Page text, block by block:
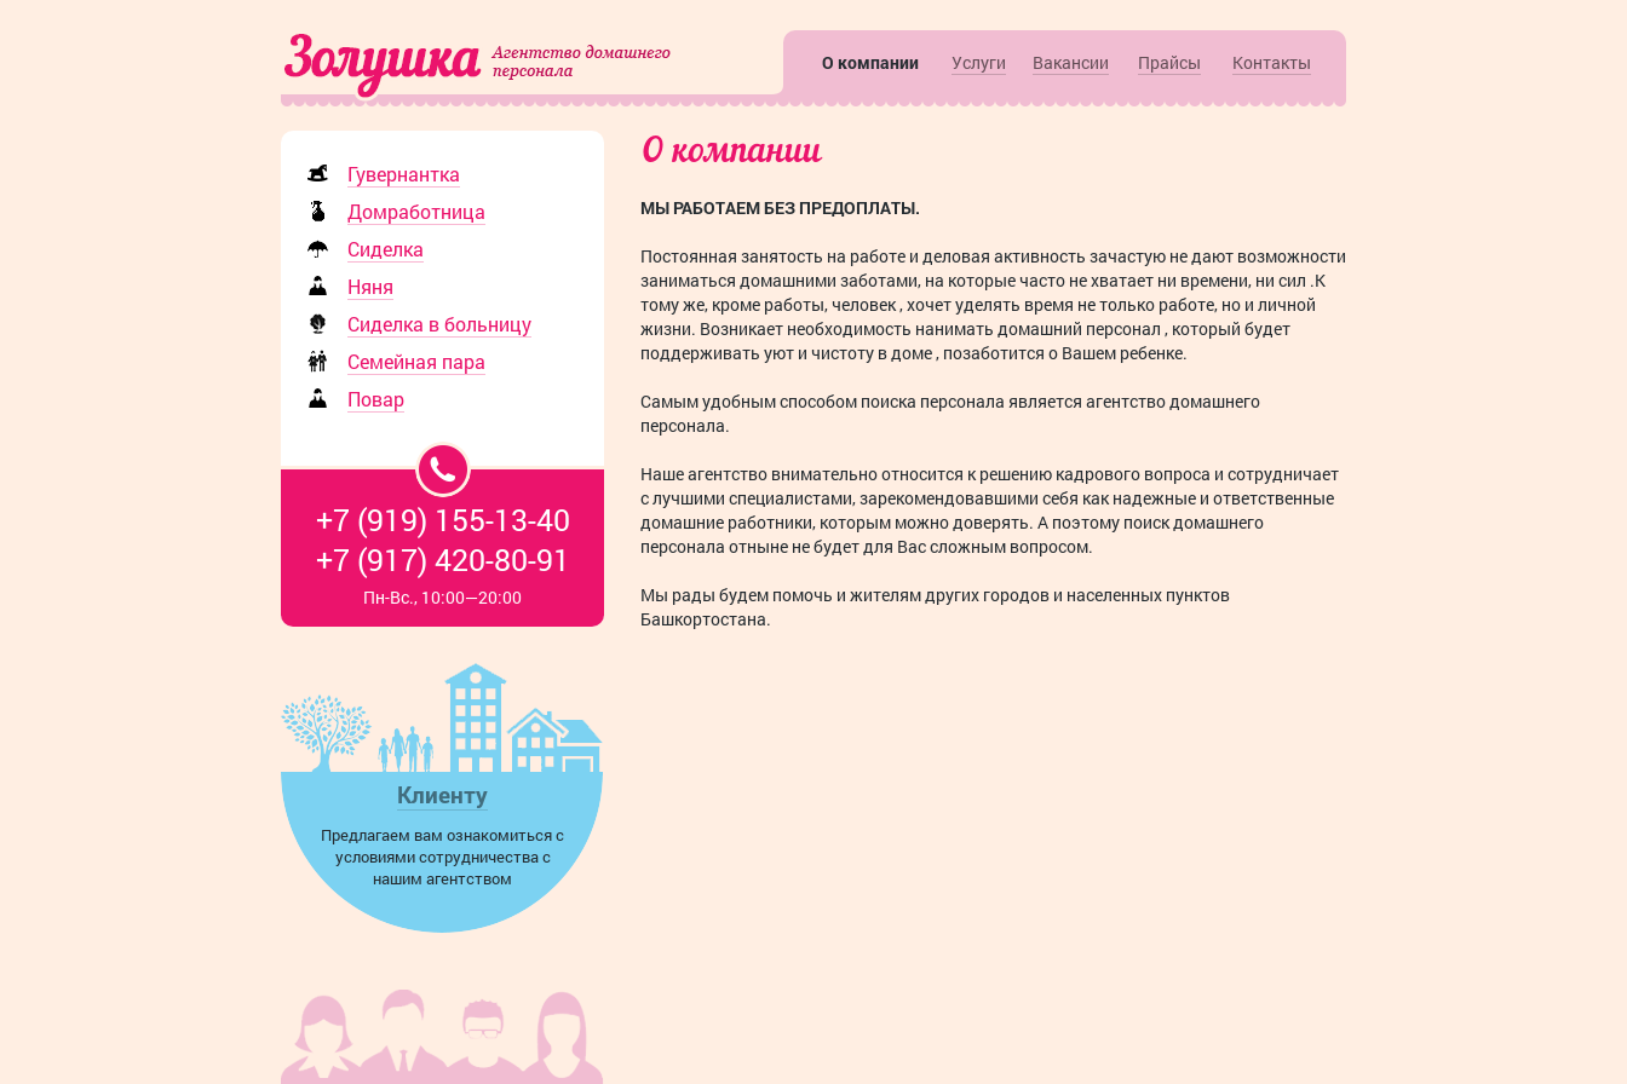
О компании Услуги Вакансии Прайсы Контакты
Гувернантка
Домработница
Сиделка
Няня
Сиделка в больницу
Семейная пара
Повар
+7 (919) 155-13-40
+7 (917) 420-80-91
Пн-Вс., 10:00—20:00
Клиенту
Предлагаем вам ознакомиться с
условиями сотрудничества с
нашим агентством
О компании
МЫ РАБОТАЕМ БЕЗ ПРЕДОПЛАТЫ.
Постоянная занятость на работе и деловая активность зачастую не дают возможности
заниматься домашними заботами, на которые часто не хватает ни времени, ни сил .К
тому же, кроме работы, человек , хочет уделять время не только работе, но и личной
жизни. Возникает необходимость нанимать домашний персонал , который будет
поддерживать уют и чистоту в доме , позаботится о Вашем ребенке.
Самым удобным способом поиска персонала является агентство домашнего
персонала.
Наше агентство внимательно относится к решению кадрового вопроса и сотрудничает
с лучшими специалистами, зарекомендовавшими себя как надежные и ответственные
домашние работники, которым можно доверять. А поэтому поиск домашнего
персонала отныне не будет для Вас сложным вопросом.
Мы рады будем помочь и жителям других городов и населенных пунктов
Башкортостана.